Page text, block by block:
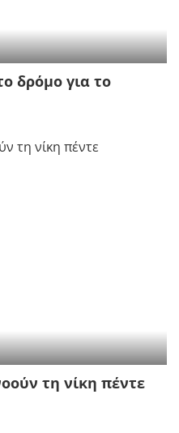
δρόμο για το
τη νίκη πέντε